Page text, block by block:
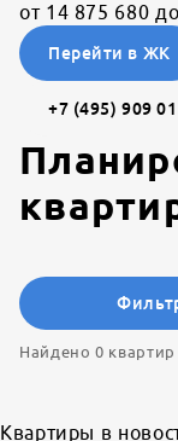
от 14 875 680
Перейти в ЖК
+7 (495) 909
Найдено 0 квартир
Квартиры в